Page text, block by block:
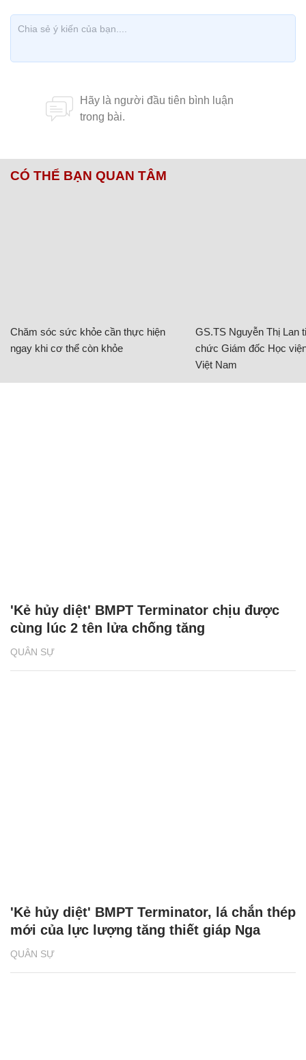
CÓ THỂ BẠN QUAN TÂM
Chăm sóc sức khỏe cần thực hiện
ngay khi cơ thể còn khỏe
GS.TS Nguyễn Thị Lan
chức Giám đốc Học
Việt Nam
QUÂN SỰ
'Kẻ hủy diệt' BMPT Terminator chịu được
cùng lúc 2 tên lửa chống tăng
QUÂN SỰ
'Kẻ hủy diệt' BMPT Terminator, lá chắn thép
mới của lực lượng tăng thiết giáp Nga